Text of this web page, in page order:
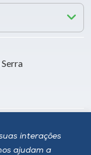
interações
ajudam a